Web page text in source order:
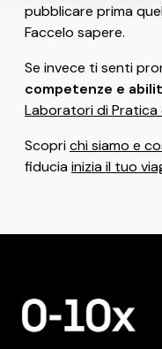
pubblicare prima
Faccelo sapere.
Se invece ti senti
competenze e
Laboratori di Pratica
Scoprichi siamo e
fiduciainizia il tuo